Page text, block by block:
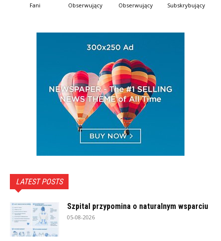
Fani Obserwujący Obserwujący Subskrybujący
LATEST POSTS
Szpital przypomina o naturalnym wsparciu
05-08-2026